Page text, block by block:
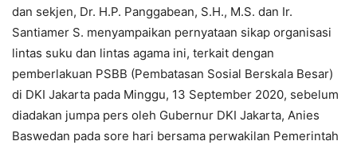
dan sekjen, Dr. H.P. Panggabean, S.H., M.S. dan Ir.
Santiamer S. menyampaikan pernyataan sikap organisasi
lintas suku dan lintas agama ini, terkait dengan
pemberlakuan PSBB (Pembatasan Sosial Berskala Besar)
di DKI Jakarta pada Minggu, 13 September 2020, sebelum
diadakan jumpa pers oleh Gubernur DKI Jakarta, Anies
Baswedan pada sore hari bersama perwakilan Pemerintah